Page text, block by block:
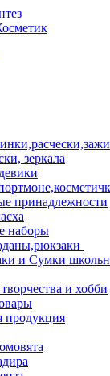
зеркала
принадлежности
наборы
и Сумки
и хобби
продукция